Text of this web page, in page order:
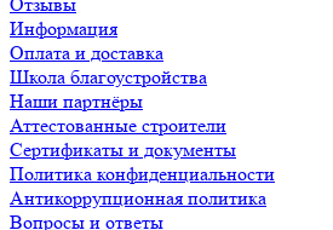
Информация
Оплата и доставка
Школа благоустройства
Наши партнёры
Аттестованные строители
Сертификаты и документы
Политика конфиденциальности
Антикоррупционная политика
Вопросы и ответы